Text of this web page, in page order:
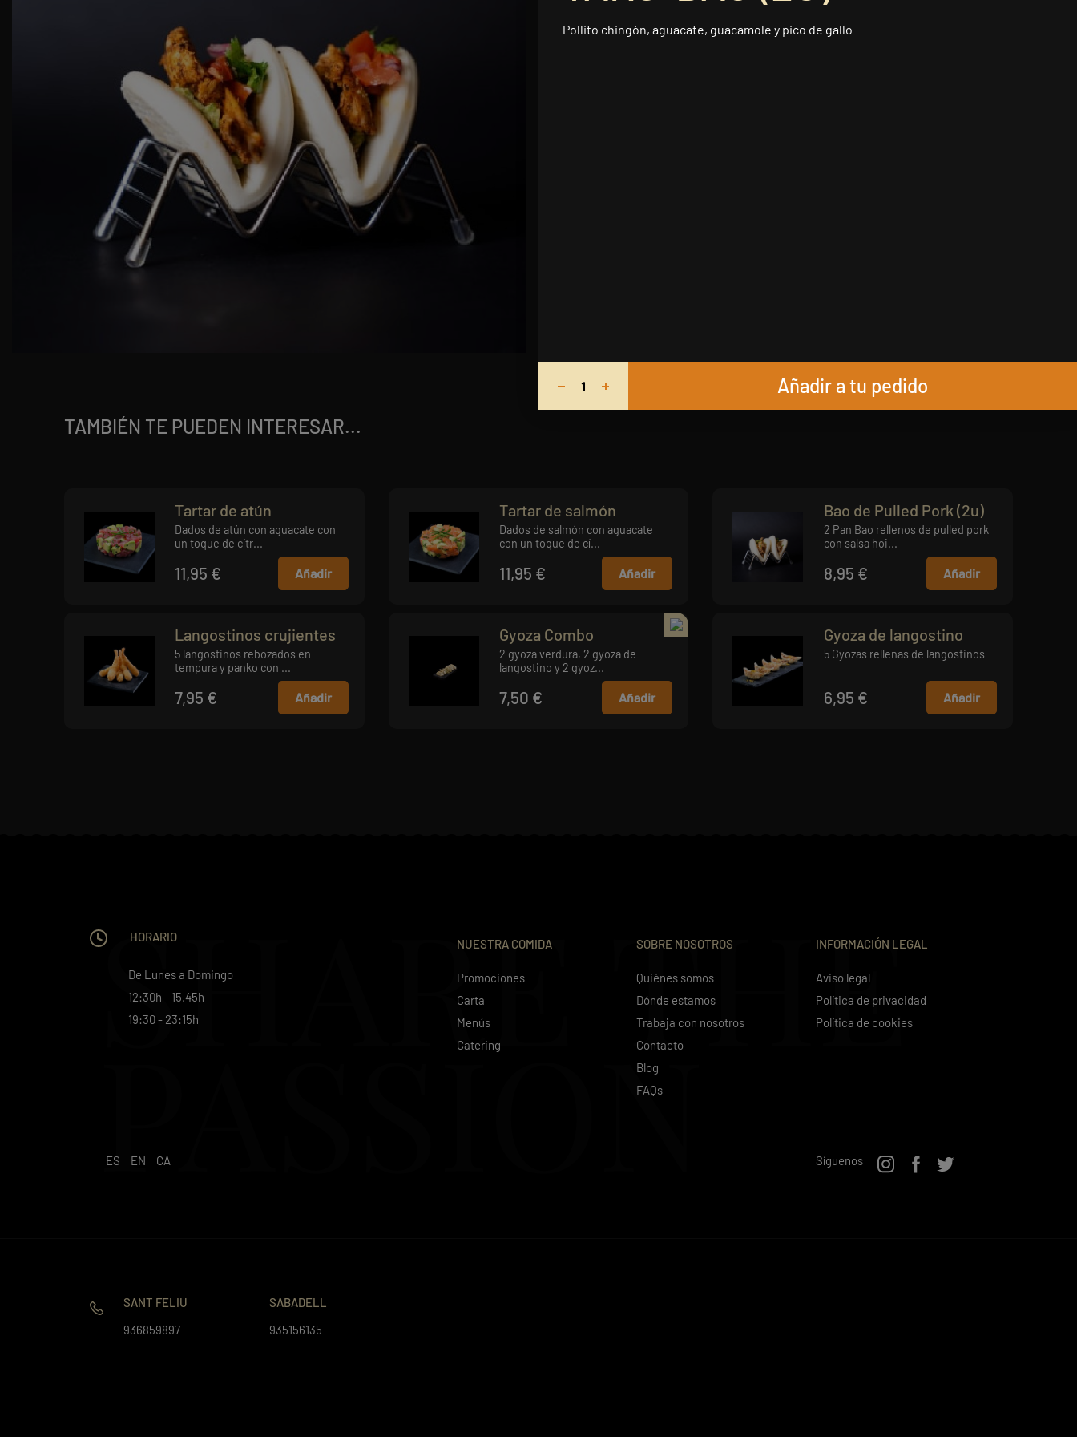
TAMBIÉN TE PUEDEN INTERESAR...
Tartar de atún
Dados de atún con aguacate con
un toque de cítr...
11,95 € Añadir
Tartar de salmón
Dados de salmón con aguacate
con un toque de cí...
11,95 € Añadir
Bao de Pulled Pork (2u)
2 Pan Bao rellenos de pulled pork
con salsa hoi...
8,95 € Añadir
Langostinos crujientes
5 langostinos rebozados en
tempura y panko con ...
7,95 € Añadir
Gyoza Combo
2 gyoza verdura, 2 gyoza de
langostino y 2 gyoz...
7,50 € Añadir
Gyoza de langostino
5 Gyozas rellenas de langostinos
6,95 € Añadir
SHARE THE
PASSION
HORARIO
De Lunes a Domingo
12:30h - 15.45h
19:30 - 23:15h
NUESTRA COMIDA
Promociones
Carta
Menús
Catering
SOBRE NOSOTROS
Quiénes somos
Dónde estamos
Trabaja con nosotros
Contacto
Blog
FAQs
INFORMACIÓN LEGAL
Aviso legal
Política de privacidad
Política de cookies
ES EN CA Síguenos
SANT FELIU
936859897
SABADELL
935156135
Pollito chingón, aguacate, guacamole y pico de gallo
Añadir a tu pedido